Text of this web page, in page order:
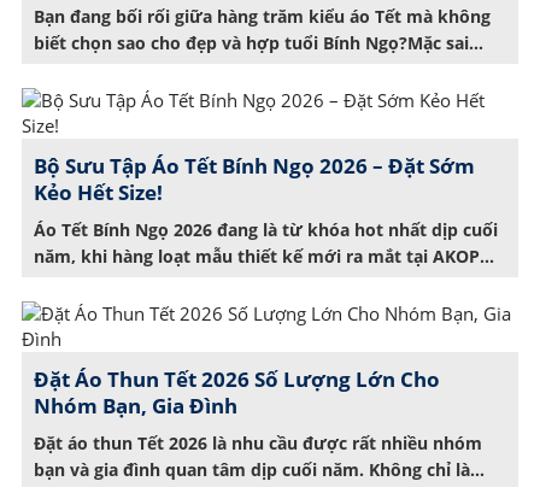
Bạn đang bối rối giữa hàng trăm kiểu áo Tết mà không
biết chọn sao cho đẹp và hợp tuổi Bính Ngọ?Mặc sai
mà còn thiếu tự tin khi du xuân.Bài viết này sẽ giúp bạn
giải quyết ngay nỗi lo đó với 4 mẹo […]
Bộ Sưu Tập Áo Tết Bính Ngọ 2026 – Đặt Sớm
Kẻo Hết Size!
Áo Tết Bính Ngọ 2026 đang là từ khóa hot nhất dịp cuối
năm, khi hàng loạt mẫu thiết kế mới ra mắt tại AKOPA
tìm kiếm một chiếc áo thun đậm chất xuân, vừa thời
trang lại vừa mang ý nghĩa phong […]
Đặt Áo Thun Tết 2026 Số Lượng Lớn Cho
Nhóm Bạn, Gia Đình
Đặt áo thun Tết 2026 là nhu cầu được rất nhiều nhóm
bạn và gia đình quan tâm dịp cuối năm. Không chỉ là